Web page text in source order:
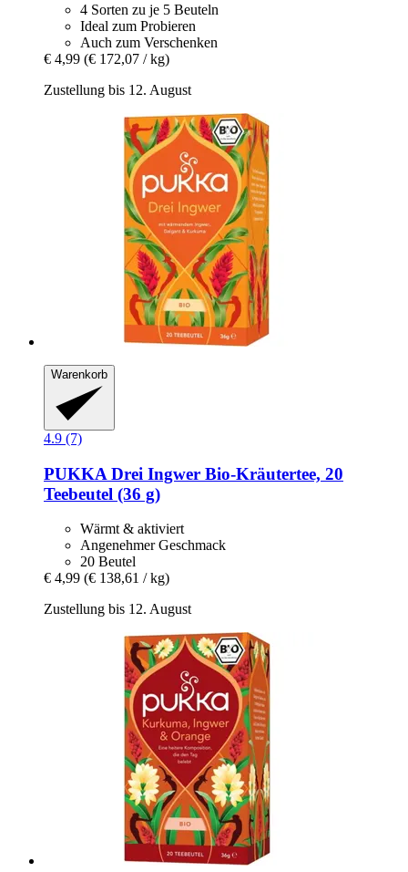
4 Sorten zu je 5 Beuteln
Ideal zum Probieren
Auch zum Verschenken
€ 4,99 (€ 172,07 / kg)
Zustellung bis 12. August
Warenkorb
4.9 (7)
PUKKA Drei Ingwer Bio-​Kräutertee, 20
Teebeutel (36 g)
Wärmt & aktiviert
Angenehmer Geschmack
20 Beutel
€ 4,99 (€ 138,61 / kg)
Zustellung bis 12. August